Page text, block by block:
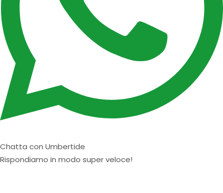
Chatta con Umbertide
Rispondiamo in modo super veloce!